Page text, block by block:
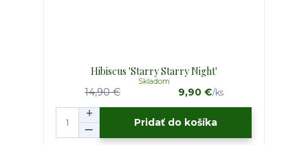
Hibiscus 'Starry Starry Night'
14,90 € 9,90 €/ks
Skladom
Pridať do košíka